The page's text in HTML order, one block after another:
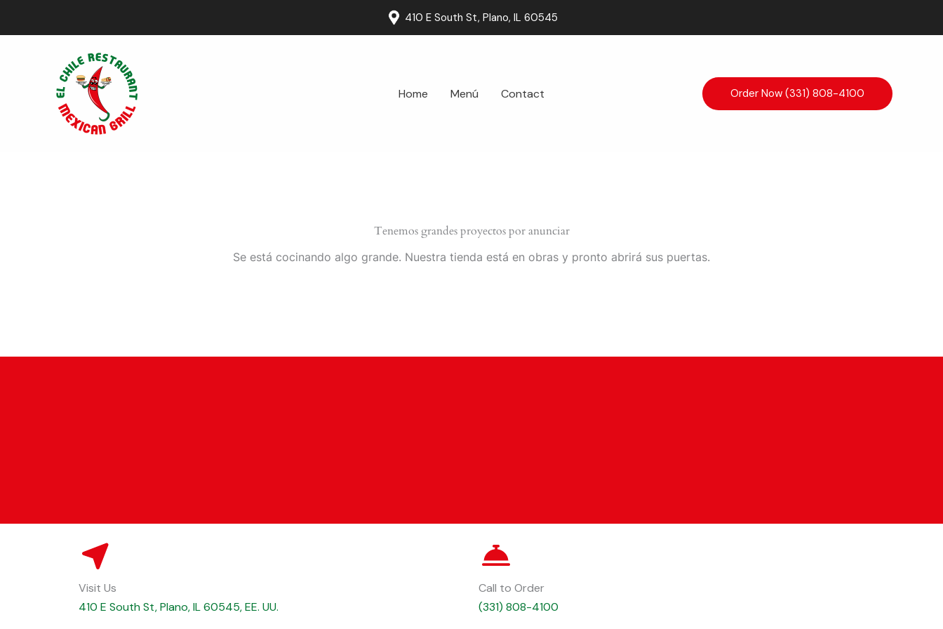
410 E South St, Plano, IL 60545
Home Menú Contact Order Now (331) 808-4100
Tenemos grandes proyectos por anunciar
Se está cocinando algo grande. Nuestra tienda está en obras y pronto abrirá sus puertas.
Visit Us
410 E South St, Plano, IL 60545, EE. UU.
Call to Order
(331) 808-4100